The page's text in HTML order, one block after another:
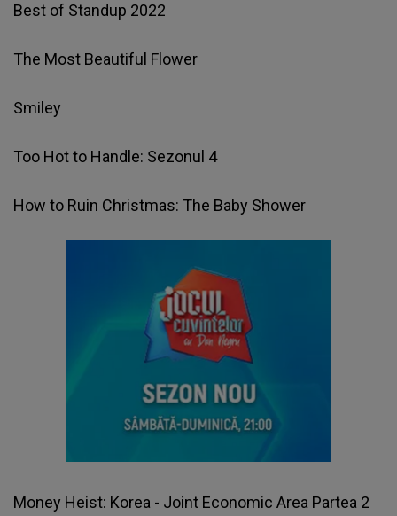
Best of Standup 2022
The Most Beautiful Flower
Smiley
Too Hot to Handle: Sezonul 4
How to Ruin Christmas: The Baby Shower
Money Heist: Korea - Joint Economic Area Partea 2